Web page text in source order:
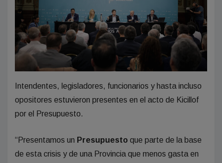
Intendentes, legisladores, funcionarios y hasta incluso
opositores estuvieron presentes en el acto de Kicillof
por el Presupuesto.
“Presentamos un Presupuesto que parte de la base
de esta crisis y de una Provincia que menos gasta en